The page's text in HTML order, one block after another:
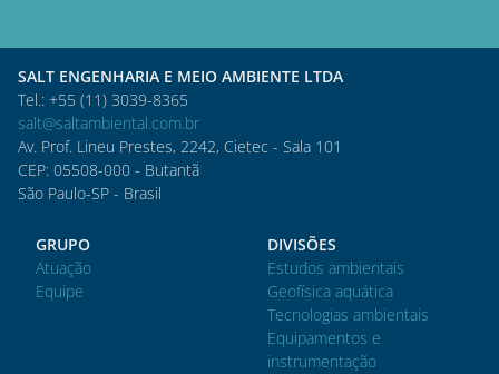
SALT ENGENHARIA E MEIO AMBIENTE LTDA
Tel.: +55 (11) 3039-8365
salt@saltambiental.com.br
Av. Prof. Lineu Prestes, 2242, Cietec - Sala 101
CEP: 05508-000 - Butantã
São Paulo-SP - Brasil
GRUPO
Atuação
Equipe
DIVISÕES
Estudos ambientais
Geofísica aquática
Tecnologias ambientais
Equipamentos e
instrumentação